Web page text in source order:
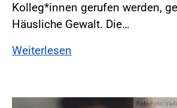
Kolleg*innen gerufen werden,
Häusliche Gewalt. Die…
Weiterlesen
Foto:Foto: